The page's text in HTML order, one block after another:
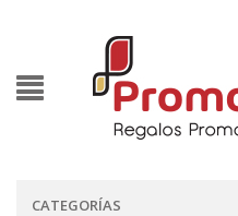
CATEGORÍAS